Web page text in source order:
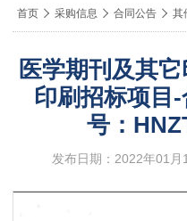
导
航
痕
迹
首页  采购信息  合同公告  其
医学期刊及其
印刷招标项目
号：
发布日期：2022年01月